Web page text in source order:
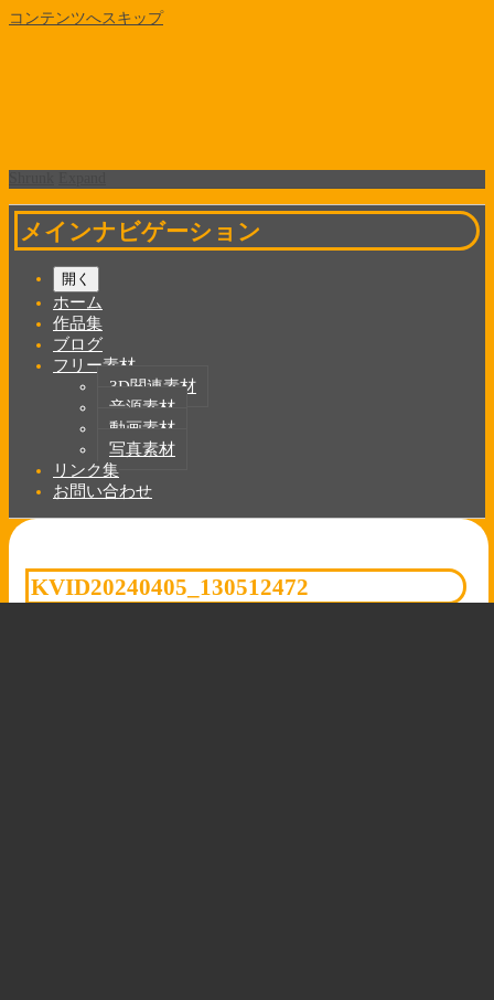
コンテンツへスキップ
メインナビゲーション
開く
ホーム
作品集
ブログ
フリー素材
3D関連素材
音源素材
動画素材
写真素材
リンク集
お問い合わせ
KVID20240405_130512472